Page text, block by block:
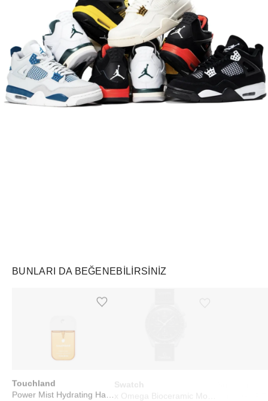
BUNLARI DA BEĞENEBILIRSINIZ
Touchland
Ürünü istek listesine ekle veya listeden çıkar
Swatch
Ürünü istek listesine ekle veya listeden çıkar